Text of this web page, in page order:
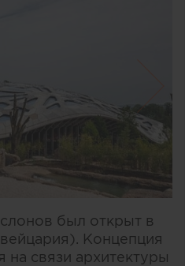
был открыт в
Концепция
на связи архитектуры